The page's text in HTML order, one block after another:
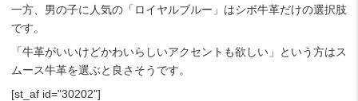
一方、男の子に人気の「ロイヤルブルー」はシボ牛革だけの選択肢
です。
「牛革がいいけどかわいらしいアクセントも欲しい」という方はス
ムース牛革を選ぶと良さそうです。
[st_af id="30202"]